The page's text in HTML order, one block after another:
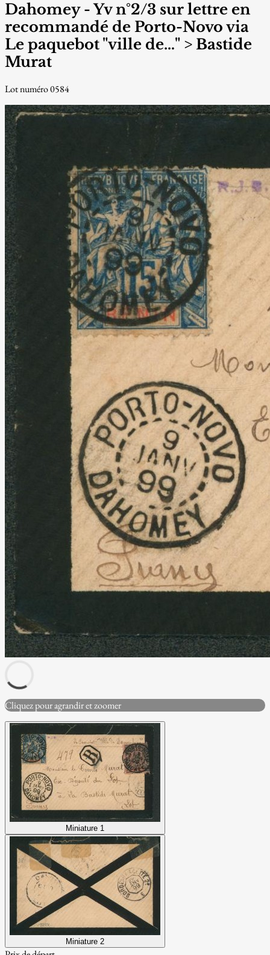
Dahomey - Yv n°2/3 sur lettre en
recommandé de Porto-Novo via
Le paquebot "ville de…" > Bastide
Murat
Lot numéro 0584
Cliquez pour agrandir et zoomer
Miniature 1
Miniature 2